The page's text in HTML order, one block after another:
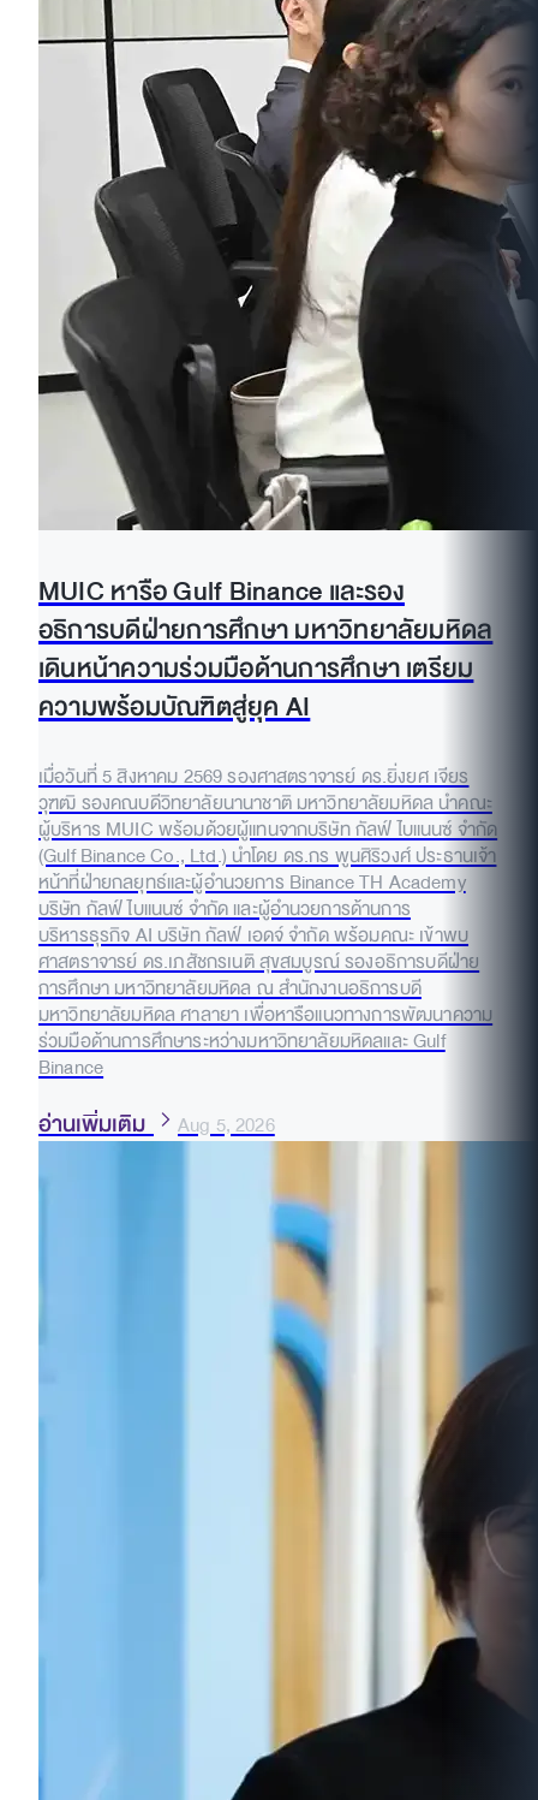
MUIC หารือ Gulf Binance และรอง
อธิการบดีฝ่ายการศึกษา มหาวิทยาลัยมหิดล
เดินหน้าความร่วมมือด้านการศึกษา เตรียม
ความพร้อมบัณฑิตสู่ยุค AI
เมื่อวันที่ 5 สิงหาคม 2569 รองศาสตราจารย์ ดร.ยิ่งยศ เจียร
วุฑฒิ รองคณบดีวิทยาลัยนานาชาติ มหาวิทยาลัยมหิดล นำคณะ
ผู้บริหาร MUIC พร้อมด้วยผู้แทนจากบริษัท กัลฟ์ ไบแนนซ์ จำกัด
(Gulf Binance Co., Ltd.) นำโดย ดร.กร พูนศิริวงศ์ ประธานเจ้า
หน้าที่ฝ่ายกลยุทธ์และผู้อำนวยการ Binance TH Academy
บริษัท กัลฟ์ ไบแนนซ์ จำกัด และผู้อำนวยการด้านการ
บริหารธุรกิจ AI บริษัท กัลฟ์ เอดจ์ จำกัด พร้อมคณะ เข้าพบ
ศาสตราจารย์ ดร.เภสัชกรเนติ สุขสมบูรณ์ รองอธิการบดีฝ่าย
การศึกษา มหาวิทยาลัยมหิดล ณ สำนักงานอธิการบดี
มหาวิทยาลัยมหิดล ศาลายา เพื่อหารือแนวทางการพัฒนาความ
ร่วมมือด้านการศึกษาระหว่างมหาวิทยาลัยมหิดลและ Gulf
Binance
อ่านเพิ่มเติม Aug 5, 2026